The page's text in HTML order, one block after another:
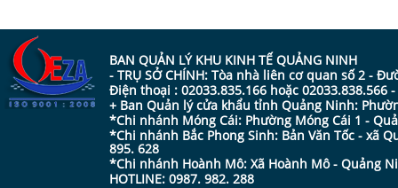
BAN QUẢN LÝ KHU KINH TẾ QUẢNG NINH
- TRỤ SỞ CHÍNH: Tòa nhà liên cơ quan số 2 -
Điện thoại : 02033.835.166 hoặc 02033.838.566
+ Ban Quản lý cửa khẩu tỉnh Quảng Ninh:
*Chi nhánh Móng Cái: Phường Móng Cái 1 -
*Chi nhánh Bắc Phong Sinh: Bản Văn Tốc - xã
895. 628
*Chi nhánh Hoành Mô: Xã Hoành Mô - Quảng
HOTLINE: 0987. 982. 288